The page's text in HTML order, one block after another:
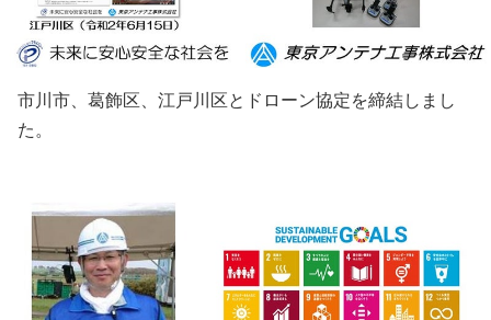
市川市、葛飾区、江戸川区とドローン協定を締結しまし
た。